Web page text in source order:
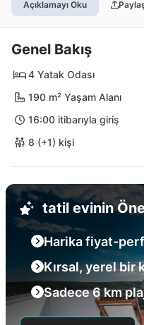
Açıklamayı Oku
Genel Bakış
4 Yatak Odası
190 m² Yaşam Alanı
16:00 itibarıyla giriş
8 (+1) kişi
tatil evinin
Harika fiyat-
Kırsal, yerel bir
Sadece 6 km